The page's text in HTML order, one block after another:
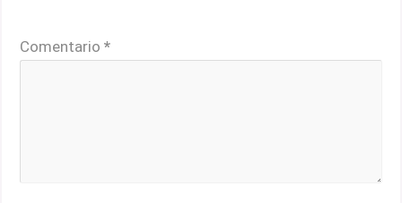
Comentario*